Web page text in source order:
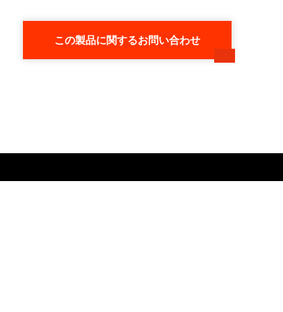
この製品に関するお問い合わせ